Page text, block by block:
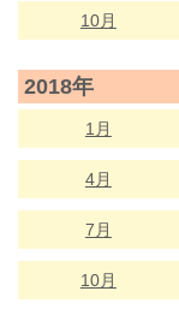
10月
2018年
1月
4月
7月
10月